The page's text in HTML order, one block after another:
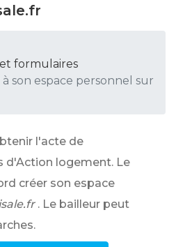
formulaires
son espace personnel sur
l'acte de
d'Action logement. Le
créer son espace
. Le bailleur peut